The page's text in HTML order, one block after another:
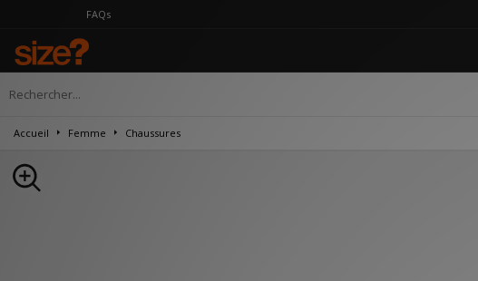
Accueil Femme Chaussures